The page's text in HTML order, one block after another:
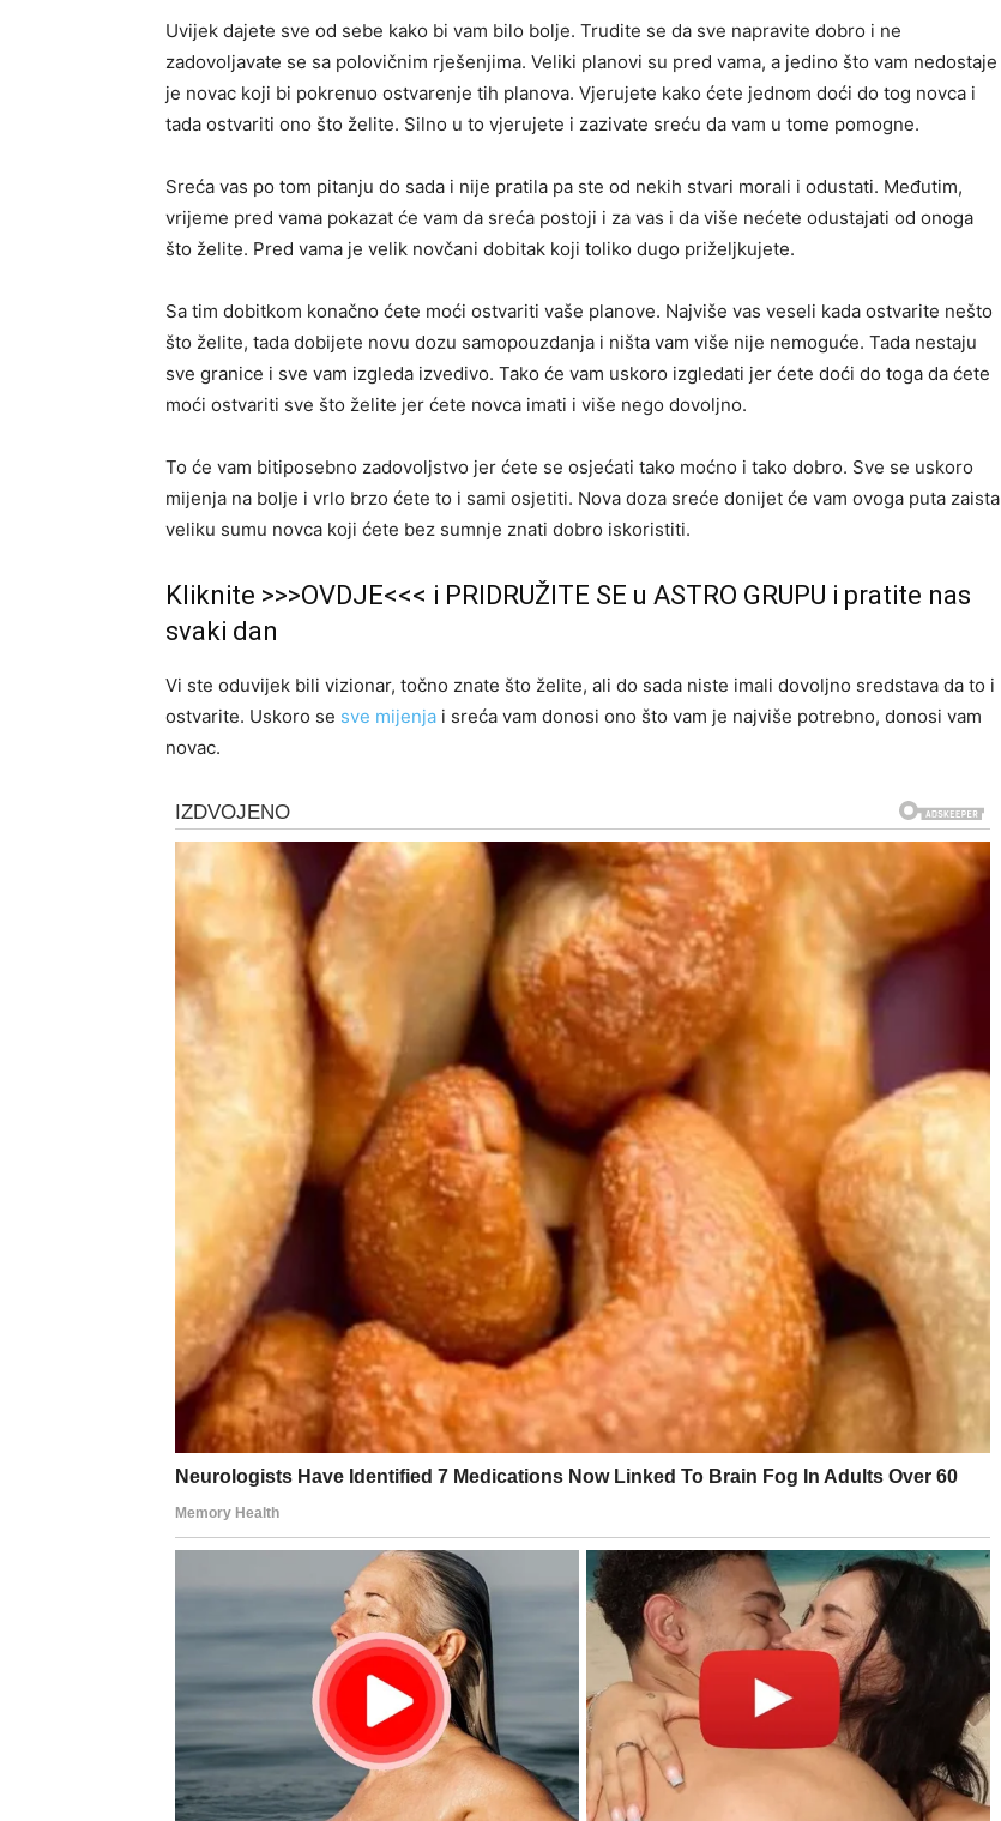
Uvijek dajete sve od sebe kako bi vam bilo bolje. Trudite se da sve napravite dobro i ne
zadovoljavate se sa polovičnim rješenjima. Veliki planovi su pred vama, a jedino što vam nedostaje
je novac koji bi pokrenuo ostvarenje tih planova. Vjerujete kako ćete jednom doći do tog novca i
tada ostvariti ono što želite. Silno u to vjerujete i zazivate sreću da vam u tome pomogne.
Sreća vas po tom pitanju do sada i nije pratila pa ste od nekih stvari morali i odustati. Međutim,
vrijeme pred vama pokazat će vam da sreća postoji i za vas i da više nećete odustajati od onoga
što želite. Pred vama je velik novčani dobitak koji toliko dugo priželjkujete.
Sa tim dobitkom konačno ćete moći ostvariti vaše planove. Najviše vas veseli kada ostvarite nešto
što želite, tada dobijete novu dozu samopouzdanja i ništa vam više nije nemoguće. Tada nestaju
sve granice i sve vam izgleda izvedivo. Tako će vam uskoro izgledati jer ćete doći do toga da ćete
moći ostvariti sve što želite jer ćete novca imati i više nego dovoljno.
To će vam bitiposebno zadovoljstvo jer ćete se osjećati tako moćno i tako dobro. Sve se uskoro
mijenja na bolje i vrlo brzo ćete to i sami osjetiti. Nova doza sreće donijet će vam ovoga puta zaista
veliku sumu novca koji ćete bez sumnje znati dobro iskoristiti.
Kliknite >>>OVDJE<<< i PRIDRUŽITE SE u ASTRO GRUPU i pratite nas
svaki dan
Vi ste oduvijek bili vizionar, točno znate što želite, ali do sada niste imali dovoljno sredstava da to i
ostvarite. Uskoro se sve mijenja i sreća vam donosi ono što vam je najviše potrebno, donosi vam
novac.